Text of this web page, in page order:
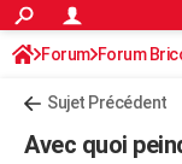
ACTUALITÉS
Politique
Société
Faits Divers
Education
Monde
Villes
+
Forum Forum
Sujet Précédent
Avec quoi